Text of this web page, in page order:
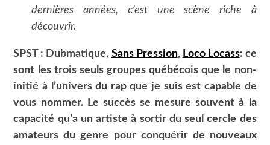
dernières années, c’est une scène riche à
découvrir.
SPST : Dubmatique, Sans Pression, Loco Locass: ce
sont les trois seuls groupes québécois que le non-
initié à l’univers du rap que je suis est capable de
vous nommer. Le succès se mesure souvent à la
capacité qu’a un artiste à sortir du seul cercle des
amateurs du genre pour conquérir de nouveaux